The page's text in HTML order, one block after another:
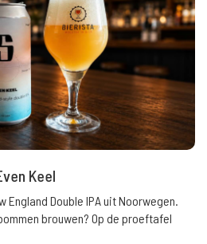
Keel
England Double IPA uit Noorwegen.
brouwen? Op de proeftafel